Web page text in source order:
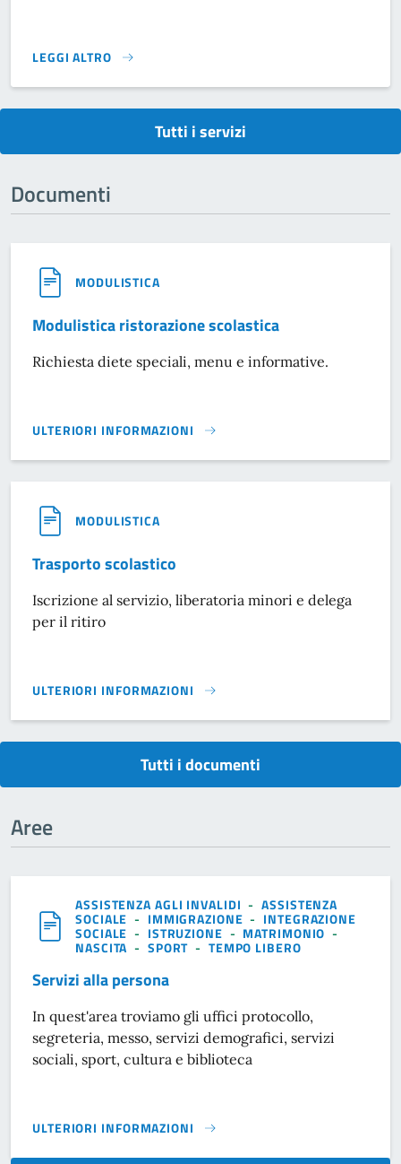
LEGGI ALTRO
SERVIZIO TRASPORTO SCOLASTICO}
Tutti i servizi
Documenti
MODULISTICA
Modulistica ristorazione scolastica
Richiesta diete speciali, menu e informative.
ULTERIORI INFORMAZIONI
MODULISTICA RISTORAZIONE SCOLASTICA}
MODULISTICA
Trasporto scolastico
Iscrizione al servizio, liberatoria minori e delega
per il ritiro
ULTERIORI INFORMAZIONI
TRASPORTO SCOLASTICO}
Tutti i documenti
Aree
ASSISTENZA AGLI INVALIDI -ASSISTENZA
SOCIALE - IMMIGRAZIONE - INTEGRAZIONE
SOCIALE - ISTRUZIONE - MATRIMONIO -
NASCITA - SPORT - TEMPO LIBERO
Servizi alla persona
In quest'area troviamo gli uffici protocollo,
segreteria, messo, servizi demografici, servizi
sociali, sport, cultura e biblioteca
ULTERIORI INFORMAZIONI
SERVIZI ALLA PERSONA}